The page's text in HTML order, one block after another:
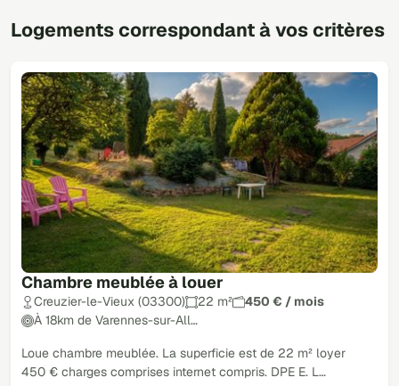
Logements correspondant à vos critères
Chambre meublée à louer
Creuzier-le-Vieux (03300) 22 m²
450 € / mois
À 18km de Varennes-sur-All…
Loue chambre meublée. La superficie est de 22 m² loyer
450 € charges comprises internet compris. DPE E. L…